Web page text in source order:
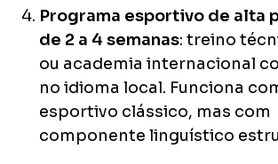
Programa esportivo de alta
de 2 a 4 semanas: treino
ou academia internacional
no idioma local. Funciona
esportivo clássico, mas com
componente linguístico